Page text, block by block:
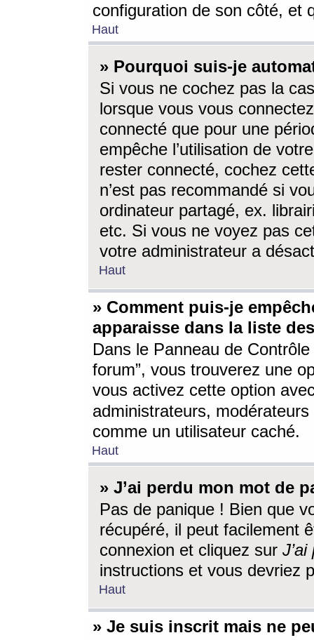
configuration de son côté, et
Haut
» Pourquoi suis-je
Si vous ne cochez pas la
lorsque vous vous
connecté que pour une
empêche l’utilisation de
rester connecté, cochez
n’est pas recommandé si
ordinateur partagé, ex.
etc. Si vous ne voyez pas
votre administrateur a
Haut
» Comment puis-je
apparaisse dans la liste
Dans le Panneau de
forum”, vous trouverez une
vous activez cette option
administrateurs,
comme un utilisateur caché.
Haut
» J’ai perdu mon mot de
Pas de panique ! Bien que
récupéré, il peut facilement
connexion et cliquez sur
instructions et vous devriez
Haut
» Je suis inscrit mais ne